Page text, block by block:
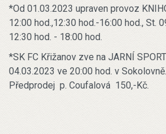
*Od 01.03.2023 upraven provoz
12:00 hod.,12:30 hod.-16:00 hod., St.
12:30 hod. - 18:00 hod.
*SK FC Křižanov zve na JARNÍ
04.03.2023 ve 20:00 hod. v
Předprodej p. Coufalová 150,-Kč.